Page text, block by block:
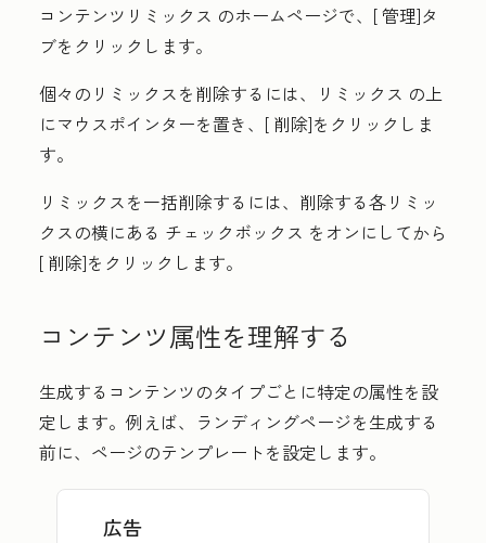
コンテンツリミックス のホームページで、[管理]タ
ブをクリックします。
個々のリミックスを削除するには、
リミックス の上
にマウスポインターを置き、[ 削除]をクリックしま
す。
リミックスを一括削除するには、削除する各リミッ
クスの横にある チェックボックス をオンにしてから
[ 削除]をクリックします。
コンテンツ属性を理解する
生成するコンテンツのタイプごとに特定の属性を設
定します。例えば、ランディングページを生成する
前に、ページのテンプレートを設定します。
広告